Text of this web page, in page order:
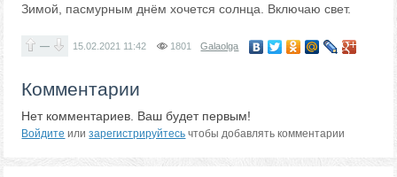
Зимой, пасмурным днём хочется солнца. Включаю свет.
— 15.02.2021 11:42 1801 Galaolga
Комментарии
Нет комментариев. Ваш будет первым!
Войдите илизарегистрируйтесь чтобы добавлять комментарии